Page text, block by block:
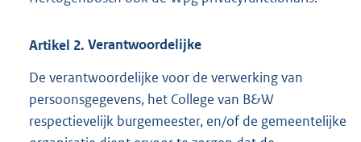
Artikel 2. Verantwoordelijke
De verantwoordelijke voor de verwerking van
persoonsgegevens, het College van B&W
respectievelijk burgemeester, en/of de gemeentelijke